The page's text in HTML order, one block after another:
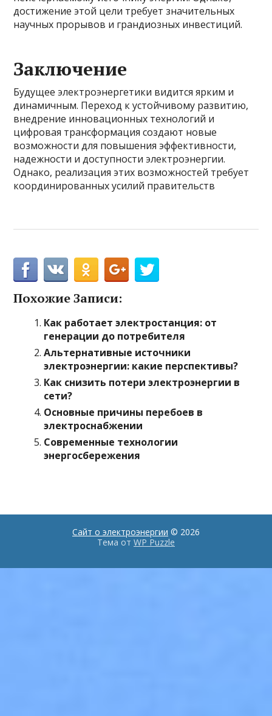
достижение этой цели требует значительных
научных прорывов и грандиозных инвестиций.
Заключение
Будущее электроэнергетики видится ярким и
динамичным. Переход к устойчивому развитию,
внедрение инновационных технологий и
цифровая трансформация создают новые
возможности для повышения эффективности,
надежности и доступности электроэнергии.
Однако, реализация этих возможностей требует
координированных усилий правительств
Похожие Записи:
Как работает электростанция: от
генерации до потребителя
Альтернативные источники
электроэнергии: какие перспективы?
Как снизить потери электроэнергии в
сети?
Основные причины перебоев в
электроснабжении
Современные технологии
энергосбережения
Сайт о электроэнергии © 2026
Тема от WP Puzzle